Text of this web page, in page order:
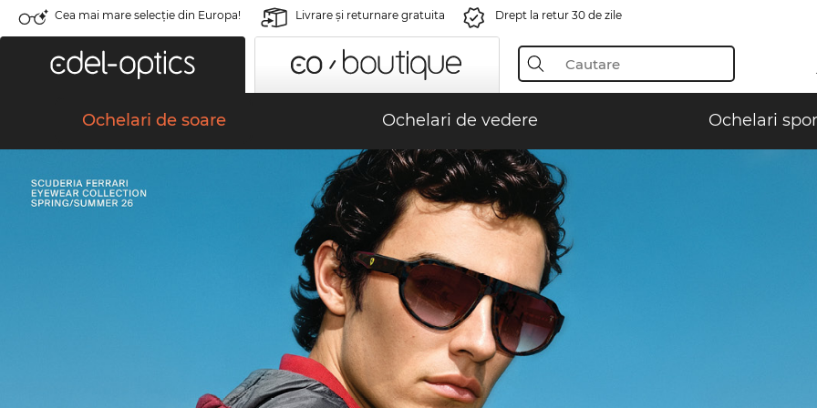
Cea mai mare selecție din Europa! Livrare şi returnare gratuita Drept la retur 30 de zile
Ochelari de soare Ochelari de vedere Ochelari